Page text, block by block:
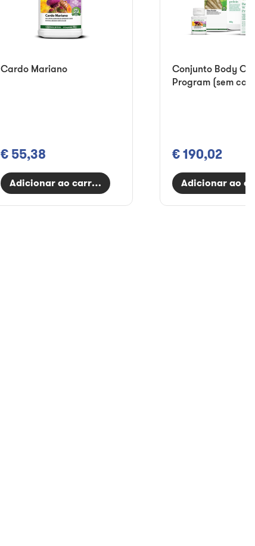
Cardo Mariano
€ 55,38
Adicionar ao carrinho
Conjunto Body
Program (sem
€ 190,02
Adicionar ao